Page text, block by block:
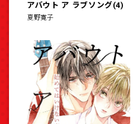
アバウト ア ラブソング(4)
夏野寛子